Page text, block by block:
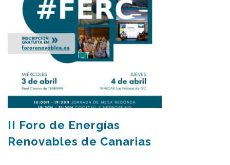
II Foro de Energías
Renovables de Canarias